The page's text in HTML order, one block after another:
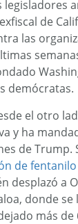
de
las
demócratas.
el otro
y ha
de
de
desplazó a
donde
más